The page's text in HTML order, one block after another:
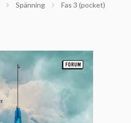
Spänning Fas 3 (pocket)